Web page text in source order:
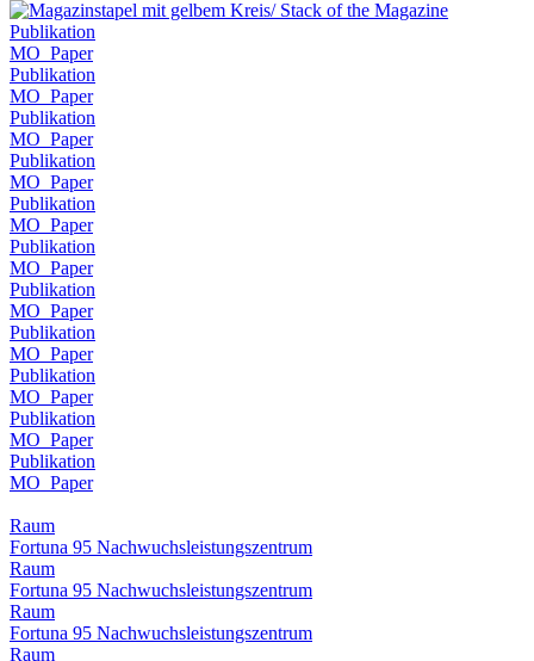
Publikation
MO_Paper
Publikation
MO_Paper
Publikation
MO_Paper
Publikation
MO_Paper
Publikation
MO_Paper
Publikation
MO_Paper
Publikation
MO_Paper
Publikation
MO_Paper
Publikation
MO_Paper
Publikation
MO_Paper
Publikation
MO_Paper
Raum
Fortuna 95 Nachwuchsleistungszentrum
Raum
Fortuna 95 Nachwuchsleistungszentrum
Raum
Fortuna 95 Nachwuchsleistungszentrum
Raum